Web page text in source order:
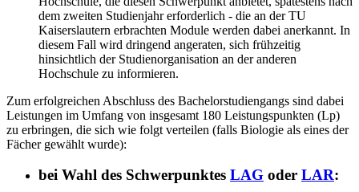
dem zweiten Studienjahr erforderlich - die an der TU
Kaiserslautern erbrachten Module werden dabei anerkannt. In
diesem Fall wird dringend angeraten, sich frühzeitig
hinsichtlich der Studienorganisation an der anderen
Hochschule zu informieren.
Zum erfolgreichen Abschluss des Bachelorstudiengangs sind dabei
Leistungen im Umfang von insgesamt 180 Leistungspunkten (Lp)
zu erbringen, die sich wie folgt verteilen (falls Biologie als eines der
Fächer gewählt wurde):
bei Wahl des Schwerpunktes LAG oder LAR: